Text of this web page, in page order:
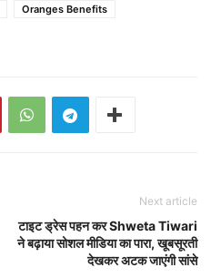
Oranges Benefits
Next article
टाइट ड्रेस पहन कर Shweta Tiwari
ने बढ़ाया सोशल मीडिया का पारा, खूबसूरती
देखकर अटक जाएंगी सांसे